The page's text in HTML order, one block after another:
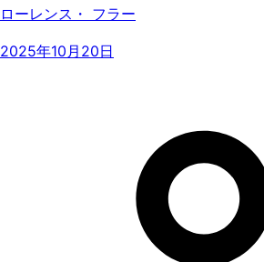
ローレンス・ フラー
2025年10月20日